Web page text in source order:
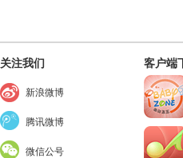
关注我们
新浪微博
腾讯微博
微信公号
客户端